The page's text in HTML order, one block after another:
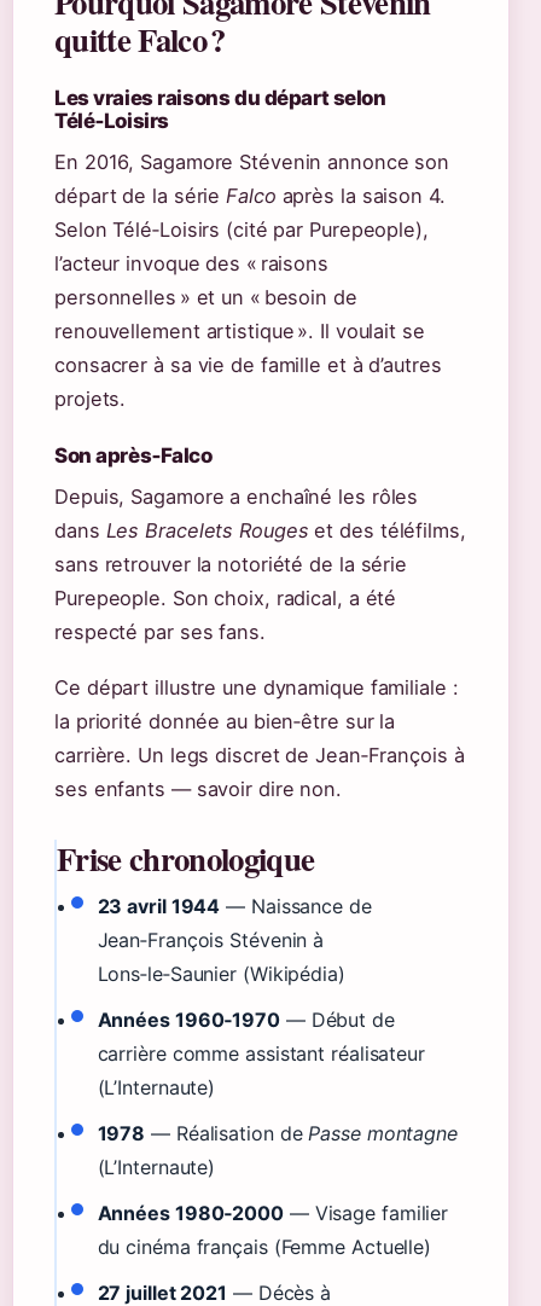
quitte Falco ?
Les vraies raisons du départ selon
Télé‑Loisirs
En 2016, Sagamore Stévenin annonce son
départ de la sérieFalco après la saison 4.
Selon Télé‑Loisirs (cité par Purepeople),
l’acteur invoque des « raisons
personnelles » et un « besoin de
renouvellement artistique ». Il voulait se
consacrer à sa vie de famille et à d’autres
projets.
Son après‑Falco
Depuis, Sagamore a enchaîné les rôles
dans Les Bracelets Rouges et des téléfilms,
sans retrouver la notoriété de la série
Purepeople. Son choix, radical, a été
respecté par ses fans.
Ce départ illustre une dynamique familiale :
la priorité donnée au bien‑être sur la
carrière. Un legs discret de Jean‑François à
ses enfants — savoir dire non.
Frise chronologique
23 avril 1944 — Naissance de
Jean‑François Stévenin à
Lons‑le‑Saunier (Wikipédia)
Années 1960‑1970— Début de
carrière comme assistant réalisateur
(L’Internaute)
1978 — Réalisation de Passe montagne
(L’Internaute)
Années 1980‑2000— Visage familier
du cinéma français (Femme Actuelle)
27 juillet 2021 — Décès à